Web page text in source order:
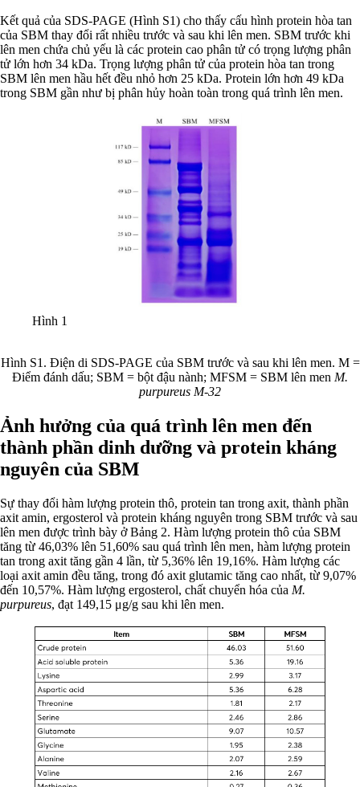
Kết quả của SDS-PAGE (Hình S1) cho thấy cấu hình protein hòa tan
của SBM thay đổi rất nhiều trước và sau khi lên men. SBM trước khi
lên men chứa chủ yếu là các protein cao phân tử có trọng lượng phân
tử lớn hơn 34 kDa. Trọng lượng phân tử của protein hòa tan trong
SBM lên men hầu hết đều nhỏ hơn 25 kDa. Protein lớn hơn 49 kDa
trong SBM gần như bị phân hủy hoàn toàn trong quá trình lên men.
Hình 1
Hình S1. Điện di SDS-PAGE của SBM trước và sau khi lên men. M =
Điểm đánh dấu; SBM = bột đậu nành; MFSM = SBM lên men M.
purpureus M-32
Ảnh hưởng của quá trình lên men đến
thành phần dinh dưỡng và protein kháng
nguyên của SBM
Sự thay đổi hàm lượng protein thô, protein tan trong axit, thành phần
axit amin, ergosterol và protein kháng nguyên trong SBM trước và sau
lên men được trình bày ở Bảng 2. Hàm lượng protein thô của SBM
tăng từ 46,03% lên 51,60% sau quá trình lên men, hàm lượng protein
tan trong axit tăng gần 4 lần, từ 5,36% lên 19,16%. Hàm lượng các
loại axit amin đều tăng, trong đó axit glutamic tăng cao nhất, từ 9,07%
đến 10,57%. Hàm lượng ergosterol, chất chuyển hóa của M.
purpureus, đạt 149,15 μg/g sau khi lên men.